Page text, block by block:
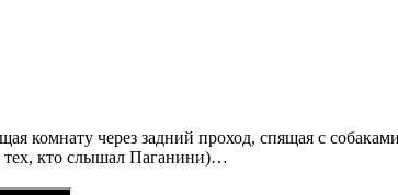
комнату через задний проход, спящая с
тех, кто слышал Паганини)…